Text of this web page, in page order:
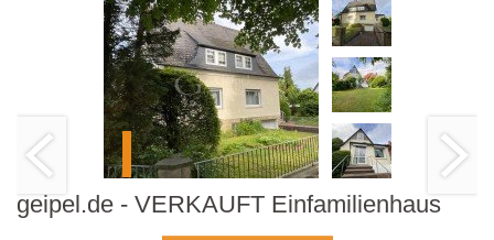
geipel.de - VERKAUFT Einfamilienhaus